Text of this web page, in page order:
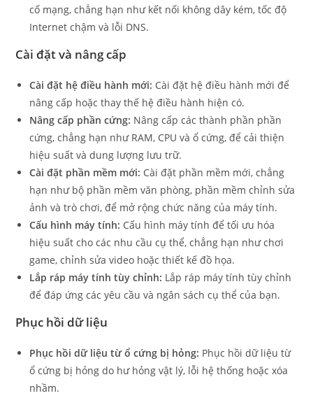
cố mạng, chẳng hạn như kết nối không dây kém, tốc độ
Internet chậm và lỗi DNS.
Cài đặt và nâng cấp
Cài đặt hệ điều hành mới: Cài đặt hệ điều hành mới để
nâng cấp hoặc thay thế hệ điều hành hiện có.
Nâng cấp phần cứng: Nâng cấp các thành phần phần
cứng, chẳng hạn như RAM, CPU và ổ cứng, để cải thiện
hiệu suất và dung lượng lưu trữ.
Cài đặt phần mềm mới: Cài đặt phần mềm mới, chẳng
hạn như bộ phần mềm văn phòng, phần mềm chỉnh sửa
ảnh và trò chơi, để mở rộng chức năng của máy tính.
Cấu hình máy tính: Cấu hình máy tính để tối ưu hóa
hiệu suất cho các nhu cầu cụ thể, chẳng hạn như chơi
game, chỉnh sửa video hoặc thiết kế đồ họa.
Lắp ráp máy tính tùy chỉnh: Lắp ráp máy tính tùy chỉnh
để đáp ứng các yêu cầu và ngân sách cụ thể của bạn.
Phục hồi dữ liệu
Phục hồi dữ liệu từ ổ cứng bị hỏng: Phục hồi dữ liệu từ
ổ cứng bị hỏng do hư hỏng vật lý, lỗi hệ thống hoặc xóa
nhầm.